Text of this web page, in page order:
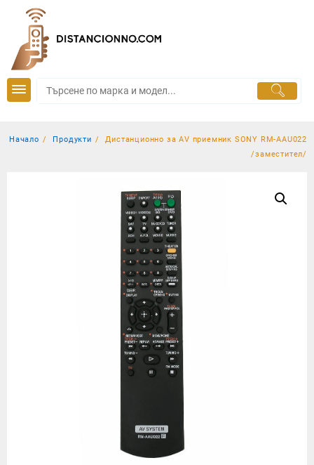
content
Начало Продукти
Дистанционно за AV приемник SONY RM-AAU022
/заместител/